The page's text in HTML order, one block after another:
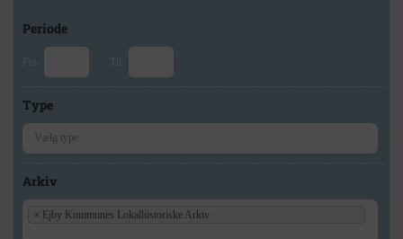
Periode
Fra Til
Type
Arkiv
× Ejby Kommunes Lokalhistoriske Arkiv